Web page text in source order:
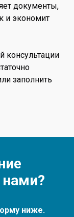
документы,
и экономит
консультации
заполнить
ниже.